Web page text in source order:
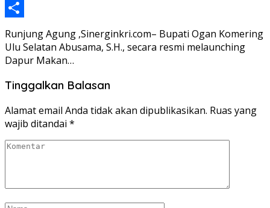
Telegram
Share
Runjung Agung ,Sinerginkri.com– Bupati Ogan Komering
Ulu Selatan Abusama, S.H., secara resmi melaunching
Dapur Makan…
Tinggalkan Balasan
Alamat email Anda tidak akan dipublikasikan. Ruas yang
wajib ditandai *